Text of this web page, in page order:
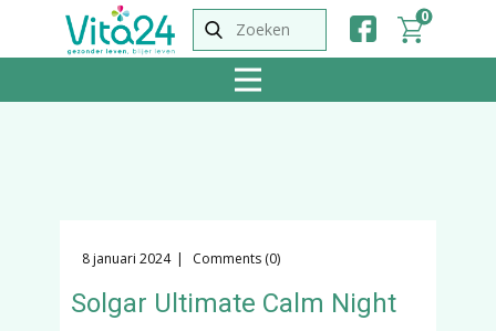
0
8 januari 2024 Comments (0)
Solgar Ultimate Calm Night